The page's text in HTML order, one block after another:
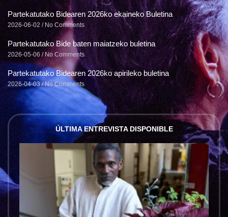
Partekatutako Bidearen 2026ko ekaineko Buletina
2026-06-02 No Comments
Partekatutako Bide baten maiatzeko buletina
2026-05-06 No Comments
Partekatutako Bidearen 2026ko apirileko buletina
2026-04-03 No Comments
ÚLTIMA ENTREVISTA DISPONIBLE